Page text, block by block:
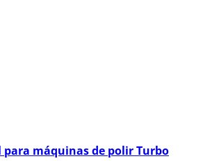
para máquinas de polir Turbo